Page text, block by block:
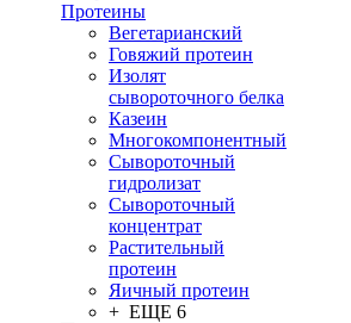
Протеины
Вегетарианский
Говяжий протеин
Изолят
сывороточного белка
Казеин
Многокомпонентный
Сывороточный
гидролизат
Сывороточный
концентрат
Растительный
протеин
Яичный протеин
+ ЕЩЕ 6